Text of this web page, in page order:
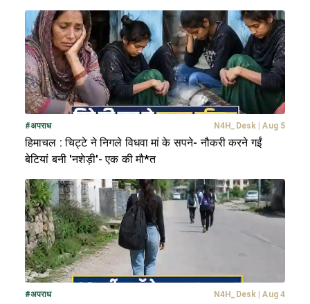
#अपराध N4H_Desk Aug 5
हिमाचल : चिट्टे ने निगले विधवा मां के सपने- नौकरी करने गईं
बेटियां बनी 'नशेड़ी'- एक की मौ*त
#अपराध N4H_Desk Aug 4